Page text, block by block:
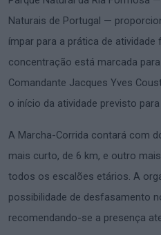
Naturais de Portugal —
ímpar para a prática de atividade
concentração está marcada
Comandante Jacques Yves
o início da atividade previsto
A Marcha-Corrida contará com
mais curto, de 6 km, e outro
todos os escalões etários. A
possibilidade de desfasamento
recomendando-se a presença